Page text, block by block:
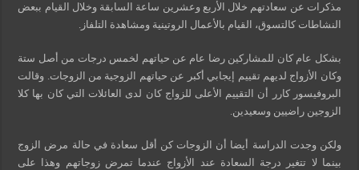
مذكرات عن سعادتهم خلال الأربع وعشرين ساعة السابقة وخلال القيام ببعض
النشاطات كالتسوق، القيام بالأعمال الروتينية ومشاهدة التلفاز.
بشكل عام كان للمشاركين رضا عام عن حياتهم لخمس درجات من أصل ستة
وكان الأزواج لديهم تقييم إيجابي أكبر عن حياتهم الزوجية من الزوجات. وقالت
البروفيسور كارر أن التقييم الأعلى للزواج كان لدى العائلات التي كان بها كلا
الزوجين راضيين وسعيدين.
ولكن وجدت الدراسة أيضا أن الزوجات كن أقل سعادة في حالة مرض الزوج
بينما لا تتغير درجة السعادة عند الأزواج عندما تمرض زوجاتهم وهذا على